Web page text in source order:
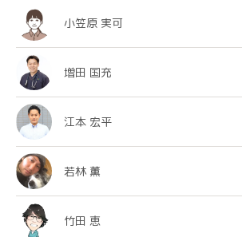
小笠原 実可
増田 国充
江本 宏平
若林 薫
竹田 恵